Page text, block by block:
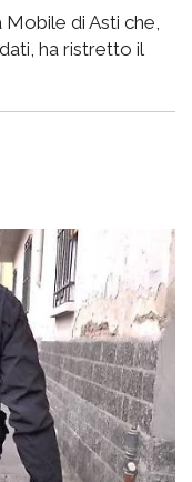
Mobile di Asti che,
ha ristretto il